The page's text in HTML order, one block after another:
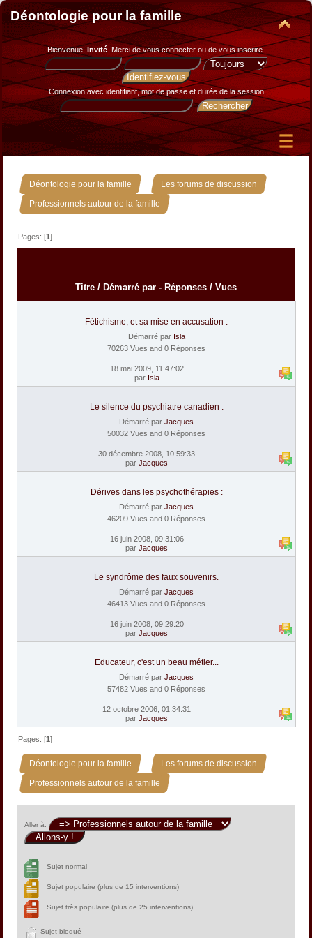
Déontologie pour la famille
Bienvenue, Invité. Merci devous connecter ou de vous inscrire.
Connexion avec identifiant, mot de passe et durée de la session
Déontologie pour la famille » Les forums de discussion »
Professionnels autour de la famille
Pages: [1]
Titre / Démarré par - Réponses / Vues
Fétichisme, et sa mise en accusation :
Démarré par Isla
70263 Vues and 0 Réponses
18 mai 2009, 11:47:02
par Isla
Le silence du psychiatre canadien :
Démarré par Jacques
50032 Vues and 0 Réponses
30 décembre 2008, 10:59:33
par Jacques
Dérives dans les psychothérapies :
Démarré par Jacques
46209 Vues and 0 Réponses
16 juin 2008, 09:31:06
par Jacques
Le syndrôme des faux souvenirs.
Démarré par Jacques
46413 Vues and 0 Réponses
16 juin 2008, 09:29:20
par Jacques
Educateur, c'est un beau métier...
Démarré par Jacques
57482 Vues and 0 Réponses
12 octobre 2006, 01:34:31
par Jacques
Pages: [1]
Déontologie pour la famille » Les forums de discussion »
Professionnels autour de la famille
Aller à:
Sujet normal
Sujet populaire (plus de 15 interventions)
Sujet très populaire (plus de 25 interventions)
Sujet bloqué